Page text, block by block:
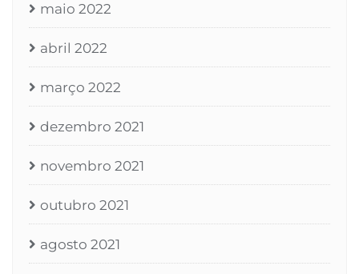
maio 2022
abril 2022
março 2022
dezembro 2021
novembro 2021
outubro 2021
agosto 2021